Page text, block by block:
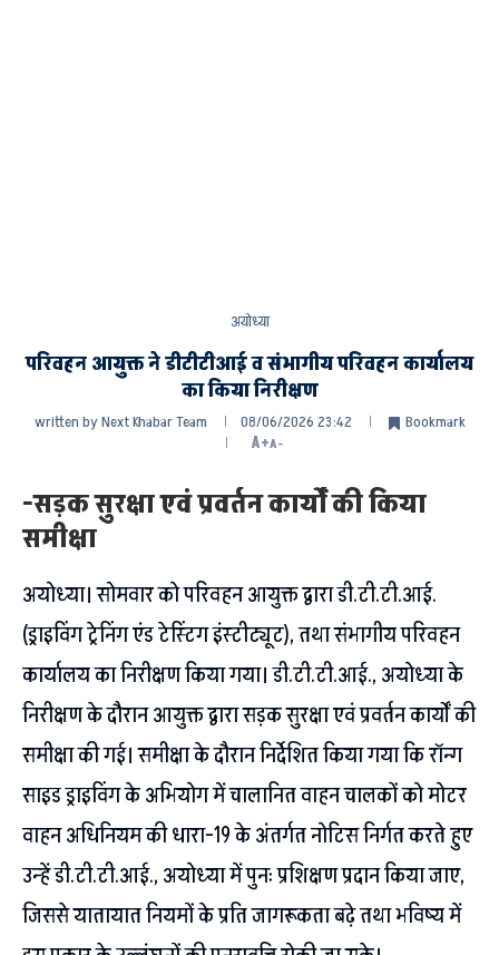
अयोध्या
परिवहन आयुक्त ने डीटीटीआई व संभागीय परिवहन कार्यालय
का किया निरीक्षण
written byNext Khabar Team 08/06/2026 23:42
Bookmark
A+A-
-सड़क सुरक्षा एवं प्रवर्तन कार्यों की किया
समीक्षा
अयोध्या। सोमवार को परिवहन आयुक्त द्वारा डी.टी.टी.आई.
(ड्राइविंग ट्रेनिंग एंड टेस्टिंग इंस्टीट्यूट), तथा संभागीय परिवहन
कार्यालय का निरीक्षण किया गया। डी.टी.टी.आई., अयोध्या के
निरीक्षण के दौरान आयुक्त द्वारा सड़क सुरक्षा एवं प्रवर्तन कार्यों की
समीक्षा की गई। समीक्षा के दौरान निर्देशित किया गया कि रॉन्ग
साइड ड्राइविंग के अभियोग में चालानित वाहन चालकों को मोटर
वाहन अधिनियम की धारा-19 के अंतर्गत नोटिस निर्गत करते हुए
उन्हें डी.टी.टी.आई., अयोध्या में पुनः प्रशिक्षण प्रदान किया जाए,
जिससे यातायात नियमों के प्रति जागरूकता बढ़े तथा भविष्य में